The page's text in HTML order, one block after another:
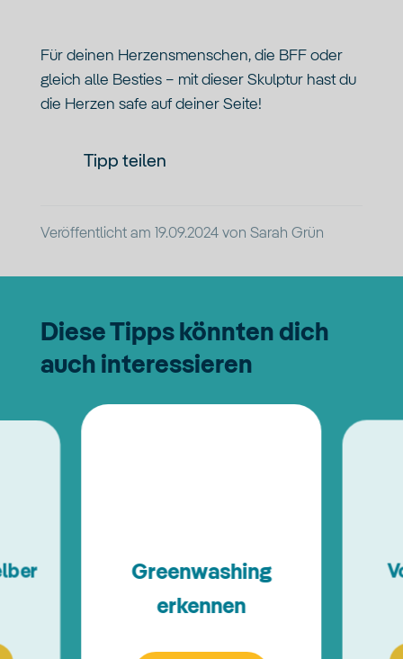
Für deinen Herzensmenschen, die BFF oder
gleich alle Besties – mit dieser Skulptur hast du
die Herzen safe auf deiner Seite!
Tipp teilen
Veröffentlicht am 19.09.2024von Sarah Grün
Diese Tipps könnten dich
auch interessieren
Greenwashing
erkennen